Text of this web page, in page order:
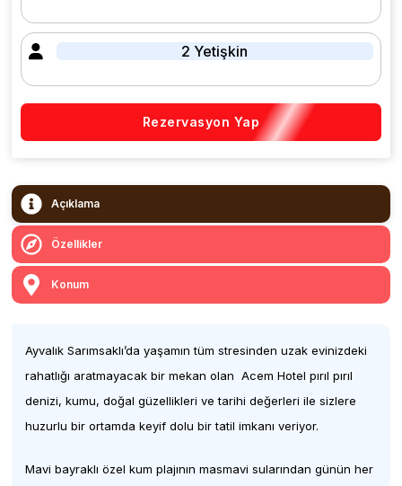
2 Yetişkin
Rezervasyon Yap
Açıklama
Özellikler
Konum
Ayvalık Sarımsaklı’da yaşamın tüm stresinden uzak evinizdeki
rahatlığı aratmayacak bir mekan olan Acem Hotel pırıl pırıl
denizi, kumu, doğal güzellikleri ve tarihi değerleri ile sizlere
huzurlu bir ortamda keyif dolu bir tatil imkanı veriyor.
Mavi bayraklı özel kum plajının masmavi sularından günün her